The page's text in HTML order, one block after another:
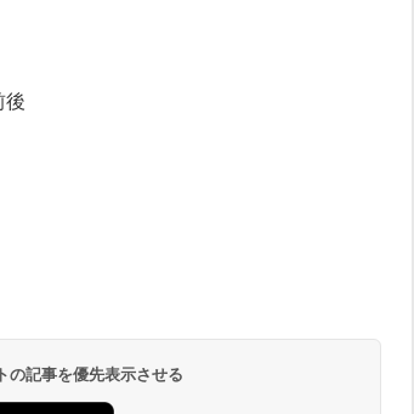
後
の記事を優先表示させる